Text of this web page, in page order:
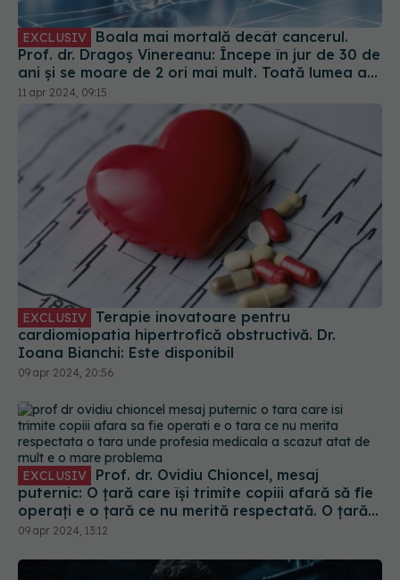
EXCLUSIV
Prof. dr. Dragoș Vinereanu: Începe în jur de 30 de
ani și se moare de 2 ori mai mult. Toată lumea are
impresia că e boala bătrânilor
11 apr 2024, 09:15
EXCLUSIV
cardiomiopatia hipertrofică obstructivă. Dr.
Ioana Bianchi: Este disponibil
09 apr 2024, 20:56
EXCLUSIV
puternic: O țară care își trimite copiii afară să fie
operați e o țară ce nu merită respectată. O țară
unde profesia medicală a scăzut atât de mult e o
09 apr 2024, 13:12